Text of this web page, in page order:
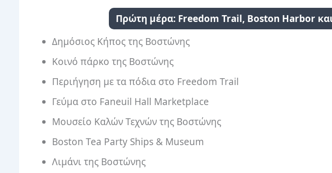
Πρώτη μέρα: Freedom Trail, Boston Harbor
Δημόσιος Κήπος της Βοστώνης
Κοινό πάρκο της Βοστώνης
Περιήγηση με τα πόδια στο Freedom Trail
Γεύμα στο Faneuil Hall Marketplace
Μουσείο Καλών Τεχνών της Βοστώνης
Boston Tea Party Ships & Museum
Λιμάνι της Βοστώνης